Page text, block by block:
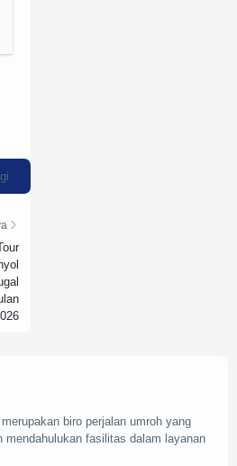
biro perjalan umroh yang
mendahulukan fasilitas dalam layanan